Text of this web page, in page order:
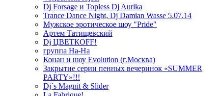
Dj Forsage и Topless Dj Aurika
Trance Dance Night, Dj Damian Wasse 5.07.14
Мужское эротическое шоу "Pride"
Артем Татищевский
Dj ЦВЕТКOFF!
группа На-На
Конан и шоу Evolution (г.Москва)
Закрытие серии пенных вечеринок «SUMMER
PARTY»!!!
Dj`s Magnit & Slider